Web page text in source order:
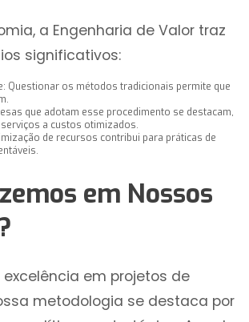
a Engenharia de Valor traz
significativos:
Questionar os métodos tradicionais permite que
que adotam esse procedimento se destacam,
a custos otimizados.
de recursos contribui para práticas de
em Nossos
em projetos de
metodologia se destaca por